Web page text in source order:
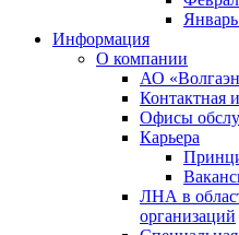
Информация
О компании
АО
Контактная
Офисы
Карьера
ЛНА в
организаций